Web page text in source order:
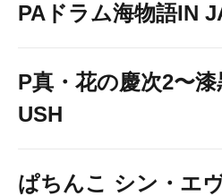
PAドラム海物語IN
P真・花の慶次2〜
USH
ぱちんこ シン・エ